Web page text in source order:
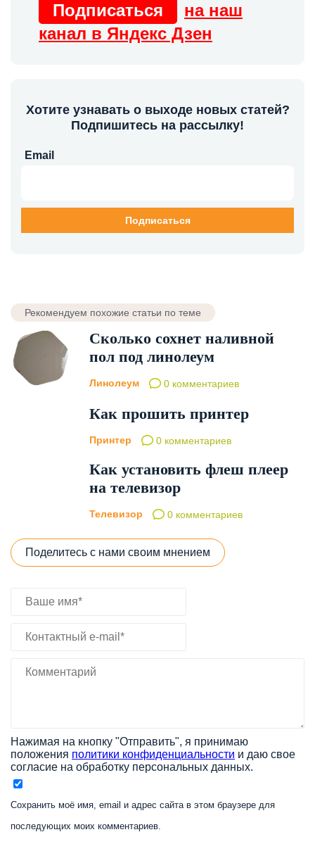
Подписаться
на наш
канал в Яндекс Дзен
Хотите узнавать о выходе новых статей?
Подпишитесь на рассылку!
Email
Рекомендуем похожие статьи по теме
Сколько сохнет наливной
пол под линолеум
Линолеум 0 комментариев
Как прошить принтер
Принтер 0 комментариев
Как установить флеш плеер
на телевизор
Телевизор 0 комментариев
Поделитесь с нами своим мнением
Нажимая на кнопку "Отправить", я принимаю
положения политики конфиденциальности и даю свое
согласие на обработку персональных данных.
Сохранить моё имя, email и адрес сайта в этом браузере для
последующих моих комментариев.